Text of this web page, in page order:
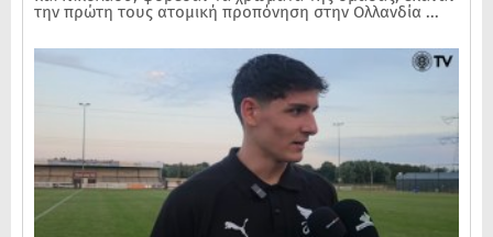
την πρώτη τους ατομική προπόνηση στην Ολλανδία ...